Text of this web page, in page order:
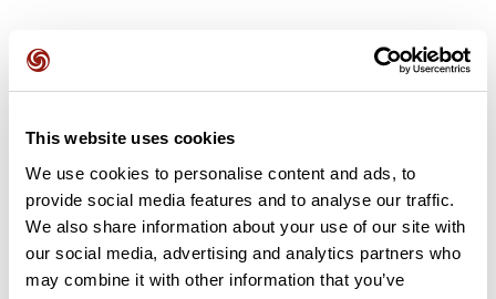
This website uses cookies
We use cookies to personalise content and ads, to
provide social media features and to analyse our traffic.
We also share information about your use of our site with
our social media, advertising and analytics partners who
may combine it with other information that you’ve
Opiniones de los usuarios
Este recorrido aún no contiene opiniones. ¿Ya lo has
completado? ¡Deja la primera opinión!